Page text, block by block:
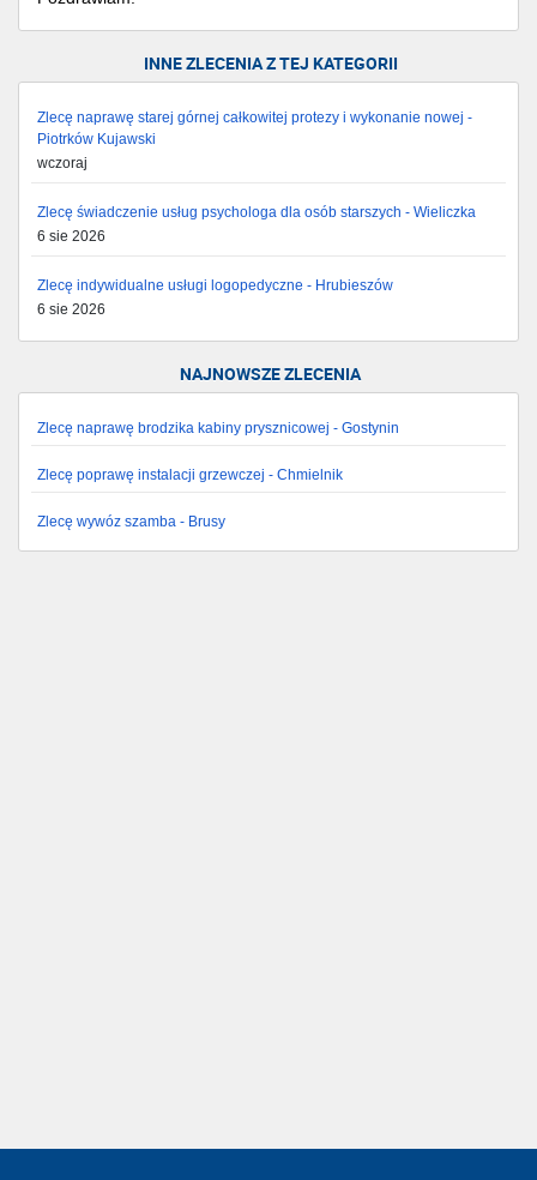
INNE ZLECENIA Z TEJ KATEGORII
Zlecę naprawę starej górnej całkowitej protezy i wykonanie nowej -
Piotrków Kujawski
wczoraj
Zlecę świadczenie usług psychologa dla osób starszych - Wieliczka
6 sie 2026
Zlecę indywidualne usługi logopedyczne - Hrubieszów
6 sie 2026
NAJNOWSZE ZLECENIA
Zlecę naprawę brodzika kabiny prysznicowej - Gostynin
Zlecę poprawę instalacji grzewczej - Chmielnik
Zlecę wywóz szamba - Brusy